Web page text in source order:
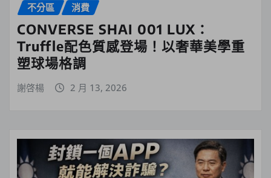
不分區 消費
CONVERSE SHAI 001 LUX：
Truffle配色質感登場！以奢華美學重
塑球場格調
謝啓楊 2 月 13, 2026